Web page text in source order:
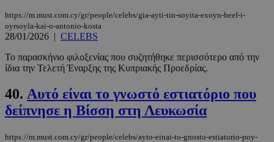
https://m.must.com.cy/gr/people/celebs/gia-ayti-tin-soyita-exoyn-beef-i-
oyrsoyla-kai-o-antonio-kosta
28/01/2026 | CELEBS
Το παρασκήνιο φιλοξενίας που συζητήθηκε περισσότερο από την
ίδια την Τελετή Έναρξης της Κυπριακής Προεδρίας.
40. Αυτό είναι το γνωστό εστιατόριο που
δείπνησε η Βίσση στη Λευκωσία
https://m.must.com.cy/gr/people/celebs/ayto-einai-to-gnosto-estiatorio-poy-